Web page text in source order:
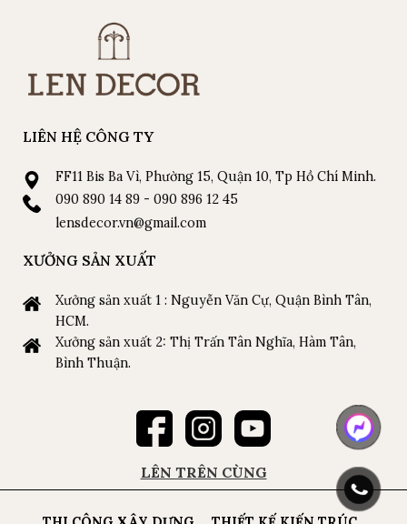
LIÊN HỆ CÔNG TY
FF11 Bis Ba Vì, Phường 15, Quận 10, Tp Hồ Chí Minh.
090 890 14 89 - 090 896 12 45
lensdecor.vn@gmail.com
XƯỞNG SẢN XUẤT
Xưởng sản xuất 1 : Nguyễn Văn Cự, Quận Bình Tân,
HCM.
Xưởng sản xuất 2: Thị Trấn Tân Nghĩa, Hàm Tân,
Bình Thuận.
LÊN TRÊN CÙNG